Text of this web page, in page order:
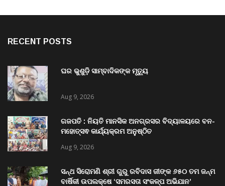
RECENT POSTS
ଘର ଭୁଶୁଡ଼ି ସାମ୍ବାଦିକଙ୍କ ମୃତ୍ୟୁ
Aug 9, 2026
ଗଜପତି : ନିୟତି ମାନସିକ ଅନଗ୍ରସର ବିଦ୍ୟାଳୟରେ ବନ-
ମହୋତ୍ସଵ କାର୍ଯ୍ୟକ୍ରମ ଅନୁଷ୍ଠିତ
Aug 9, 2026
ସନ୍ଥ ସିରୋମଣି ଶ୍ରୀ ଗୁରୁ ରବିଦାସ ଜୀଙ୍କ ୬୫୦ ତମ ଜନ୍ମ
ବାର୍ଷିକୀ ଉପଲକ୍ଷେ ‘ସମରସତା ସଂକଳ୍ପ ଅଭିଯାନ’